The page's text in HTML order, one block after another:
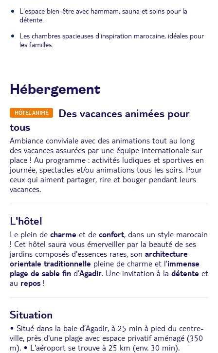
L'espace bien-être avec hammam, sauna et soins pour la
détente.
Les chambres spacieuses d'inspiration marocaine, idéales pour
les familles.
Hébergement
HÔTEL ANIMÉ
Des vacances animées pour
tous
Ambiance conviviale avec des animations tout au long
des vacances assurées par une équipe internationale sur
place ! Au programme : activités ludiques et sportives en
journée, spectacles et/ou animations tous les soirs. Pour
ceux qui aiment partager, rire et bouger pendant leurs
vacances.
L'hôtel
Le plein de charme et de confort, dans un style marocain
! Cet hôtel saura vous émerveiller par la beauté de ses
jardins composés d'essences rares, son architecture
orientale traditionnelle pleine de charme et l’immense
plage de sable fin d’Agadir. Une invitation à la détente et
au repos !
Situation
• Situé dans la baie d’Agadir, à 25 min à pied du centre-
ville, près d'une plage avec espace privatif aménagé (350
m). • L'aéroport se trouve à 25 km (env. 30 min).